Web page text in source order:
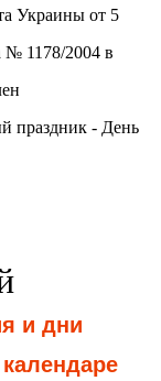
Украины от 5
№ 1178/2004 в
праздник - День
и дни